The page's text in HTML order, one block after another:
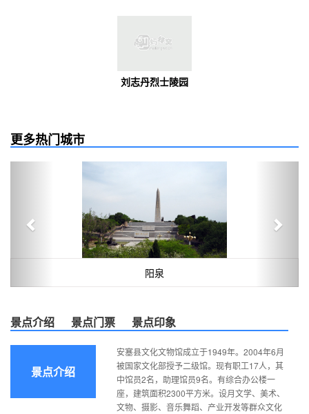
刘志丹烈士陵园
更多热门城市
阳泉
景点介绍 景点门票 景点印象
景点介绍
安塞县文化文物馆成立于1949年。2004年6月
被国家文化部授予二级馆。现有职工17人，其
中馆员2名，助理馆员9名。有综合办公楼一
座，建筑面积2300平方米。设月文学、美术、
文物、摄影、音乐舞蹈、产业开发等群众文化